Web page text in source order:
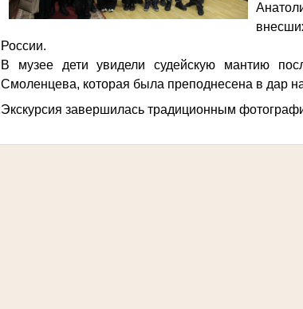
России.
В музее дети увидели судейскую мантию
Смоленцева, которая была преподнесена в дар
Экскурсия завершилась традиционным